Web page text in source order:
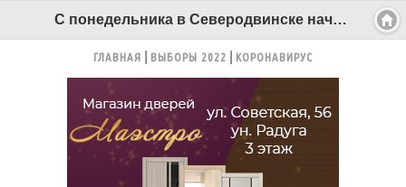
С понедельника в Северодвинске начнутся плановые гидравлические испытания - Беломорканал Северодвинск tv29.ru
ГЛАВНАЯ ВЫБОРЫ 2022 КОРОНАВИРУС